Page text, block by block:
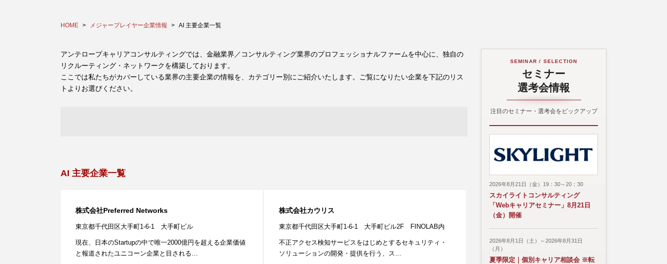
HOME メジャープレイヤー企業情報 AI 主要企業一覧
アンテロープキャリアコンサルティングでは、金融業界／コンサルティング業界のプロフェッショナルファームを中心に、独自の
リクルーティング・ネットワークを構築しております。
ここでは私たちがカバーしている業界の主要企業の情報を、カテゴリー別にご紹介いたします。ご覧になりたい企業を下記のリス
トよりお選びください。
AI 主要企業一覧
株式会社Preferred Networks
東京都千代田区大手町1-6-1 大手町ビル
現在、日本のStartupの中で唯一2000億円を超える企業価値
と報道されたユニコーン企業と目される…
株式会社カウリス
東京都千代田区大手町1-6-1 大手町ビル2F FINOLAB内
不正アクセス検知サービスをはじめとするセキュリティ・
ソリューションの開発・提供を行う、ス…
SEMINAR / SELECTION
セミナー
選考会情報
注目のセミナー・選考会をピックアップ
2026年8月21日（金）19：30～20：30
スカイライトコンサルティング
「Webキャリアセミナー」8月21日
（金）開催
2026年8月1日（土）～2026年8月31日
（月）
夏季限定｜個別キャリア相談会 ※転